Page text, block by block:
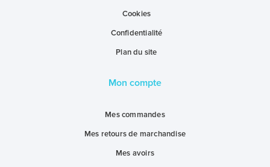
Cookies
Confidentialité
Plan du site
Mon compte
Mes commandes
Mes retours de marchandise
Mes avoirs